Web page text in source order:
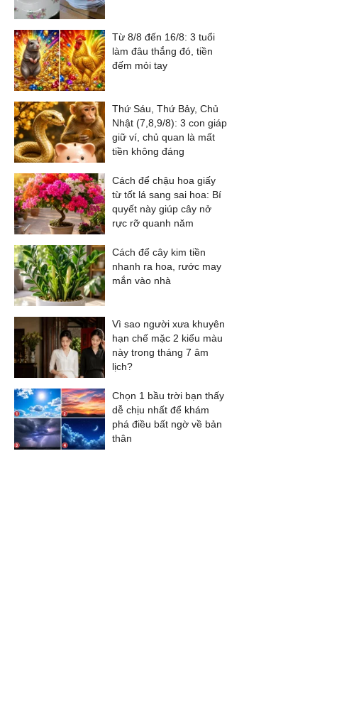
Từ 8/8 đến 16/8: 3 tuổi
làm đâu thắng đó, tiền
đếm mỏi tay
Thứ Sáu, Thứ Bảy, Chủ
Nhật (7,8,9/8): 3 con giáp
giữ ví, chủ quan là mất
tiền không đáng
Cách để chậu hoa giấy
từ tốt lá sang sai hoa: Bí
quyết này giúp cây nở
rực rỡ quanh năm
Cách để cây kim tiền
nhanh ra hoa, rước may
mắn vào nhà
Vì sao người xưa khuyên
hạn chế mặc 2 kiểu màu
này trong tháng 7 âm
lịch?
Chọn 1 bầu trời bạn thấy
dễ chịu nhất để khám
phá điều bất ngờ về bản
thân